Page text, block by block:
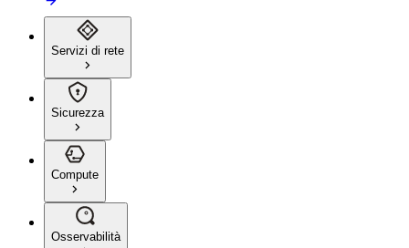
Servizi di rete
Sicurezza
Compute
Osservabilità